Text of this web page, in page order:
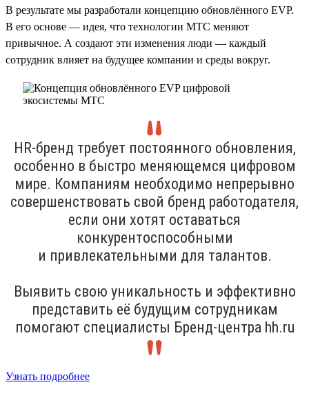
В результате мы разработали концепцию обновлённого EVP.
В его основе — идея, что технологии МТС меняют
привычное. А создают эти изменения люди — каждый
сотрудник влияет на будущее компании и среды вокруг.
HR-бренд требует постоянного обновления,
особенно в быстро меняющемся цифровом
мире. Компаниям необходимо непрерывно
совершенствовать свой бренд работодателя,
если они хотят оставаться
конкурентоспособными
и привлекательными для талантов.
Выявить свою уникальность и эффективно
представить её будущим сотрудникам
помогают специалисты Бренд-центра hh.ru
Узнать подробнее